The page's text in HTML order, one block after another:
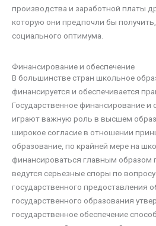
производства и заработной платы
которую они предпочли бы
социального оптимума.
Финансирование и обеспечение
В большинстве стран школьное
финансируется и обеспечивается
Государственное финансирование и
играют важную роль в высшем
широкое согласие в отношении
образование, по крайней мере на
финансироваться главным образом
ведутся серьезные споры по
государственного предоставления
государственного образования
государственное обеспечение